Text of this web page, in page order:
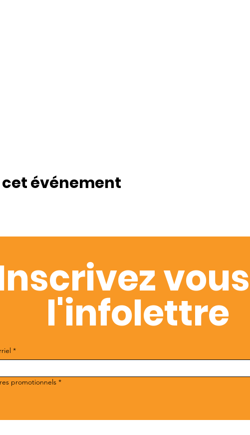
événement
l'infolettre
*
promotionnels *